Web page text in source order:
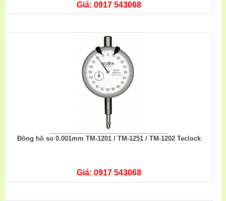
Giá: 0917 543068
Đồng hồ so 0.001mm TM-1201 / TM-1251 / TM-1202 Teclock
Giá: 0917 543068